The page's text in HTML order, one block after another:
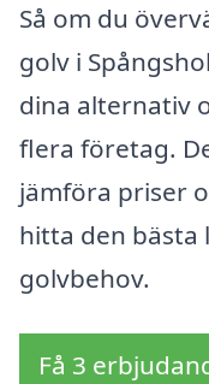
Så om du
golv i
dina alternativ
flera företag.
jämföra priser
hitta den bästa
golvbehov.
Få 3